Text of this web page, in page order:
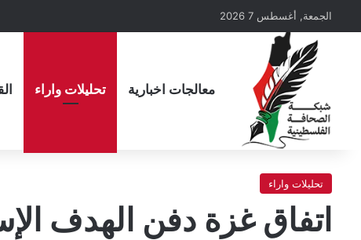
الجمعة, أغسطس 7 2026
معالجات اخبارية تحليلات واراء
تحليلات واراء
اتفاق غزة دفن الهدف